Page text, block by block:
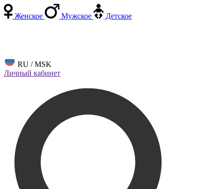
Женское Мужское Детское
RU / MSK
Личный кабинет